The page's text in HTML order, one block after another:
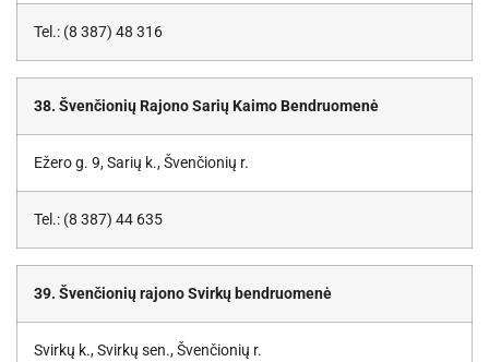
Tel.: (8 387) 48 316
38. Švenčionių Rajono Sarių Kaimo Bendruomenė
Ežero g. 9, Sarių k., Švenčionių r.
Tel.: (8 387) 44 635
39. Švenčionių rajono Svirkų bendruomenė
Svirkų k., Svirkų sen., Švenčionių r.